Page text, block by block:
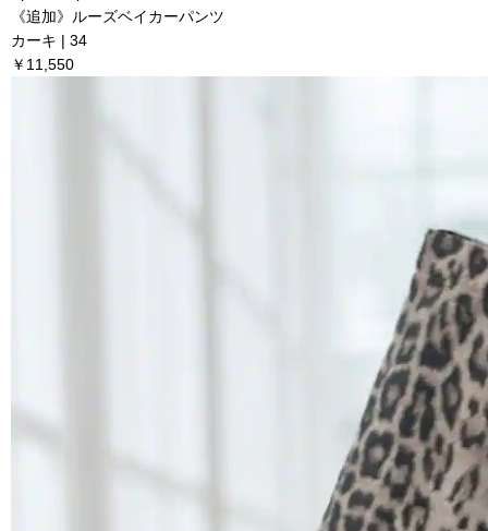
《追加》ルーズベイカーパンツ
カーキ | 34
￥11,550